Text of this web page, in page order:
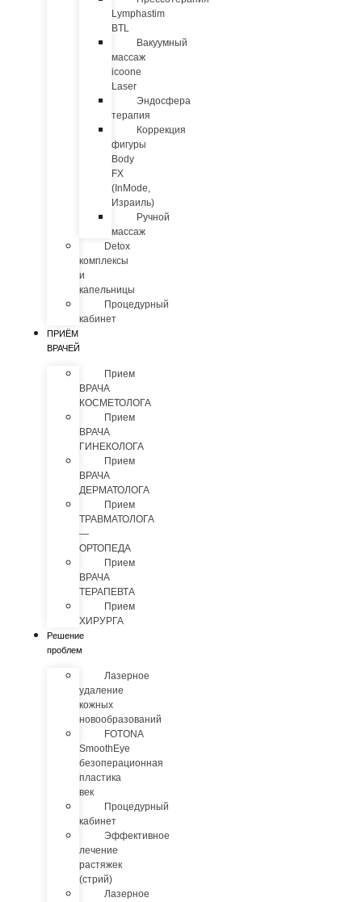
Lymphastim
BTL
Вакуумный
массаж
icoone
Laser
Эндосфера
терапия
Коррекция
фигуры
Body
FX
(InMode,
Израиль)
Ручной
массаж
Detox
комплексы
и
капельницы
Процедурный
кабинет
ПРИЁМ
ВРАЧЕЙ
Прием
ВРАЧА
КОСМЕТОЛОГА
Прием
ВРАЧА
ГИНЕКОЛОГА
Прием
ВРАЧА
ДЕРМАТОЛОГА
Прием
ТРАВМАТОЛОГА
—
ОРТОПЕДА
Прием
ВРАЧА
ТЕРАПЕВТА
Прием
ХИРУРГА
Решение
проблем
Лазерное
удаление
кожных
новообразований
FOTONA
SmoothEye
безоперационная
пластика
век
Процедурный
кабинет
Эффективное
лечение
растяжек
(стрий)
Лазерное